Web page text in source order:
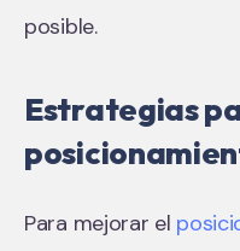
posible.
Estrategias
Para mejorar el